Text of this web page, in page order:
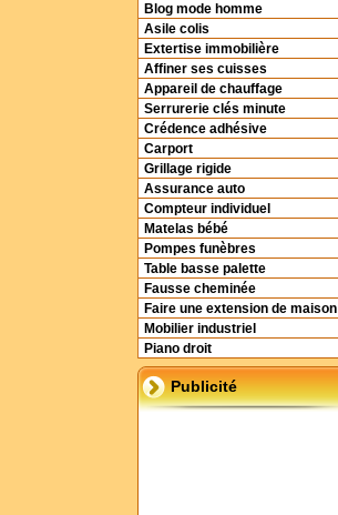
Blog mode homme
Asile colis
Extertise immobilière
Affiner ses cuisses
Appareil de chauffage
Serrurerie clés minute
Crédence adhésive
Carport
Grillage rigide
Assurance auto
Compteur individuel
Matelas bébé
Pompes funèbres
Table basse palette
Fausse cheminée
Faire une extension de maison
Mobilier industriel
Piano droit
Publicité